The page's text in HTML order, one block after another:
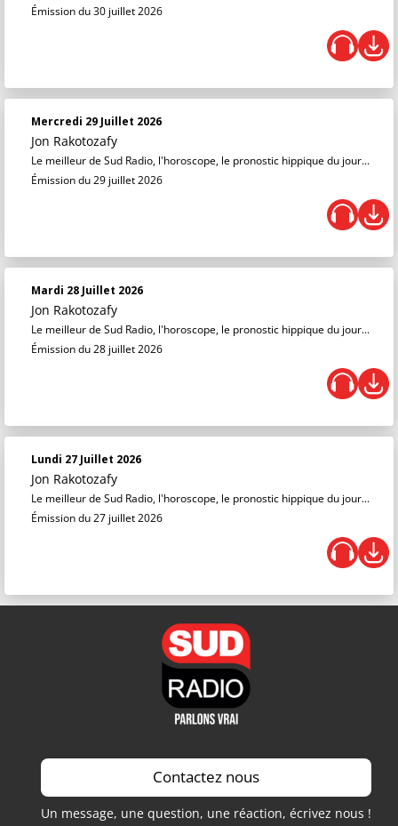
Émission du 30 juillet 2026
Mercredi 29 Juillet 2026
Jon Rakotozafy
Le meilleur de Sud Radio, l'horoscope, le pronostic hippique du jour...
Émission du 29 juillet 2026
Mardi 28 Juillet 2026
Jon Rakotozafy
Le meilleur de Sud Radio, l'horoscope, le pronostic hippique du jour...
Émission du 28 juillet 2026
Lundi 27 Juillet 2026
Jon Rakotozafy
Le meilleur de Sud Radio, l'horoscope, le pronostic hippique du jour...
Émission du 27 juillet 2026
Contactez nous
Un message, une question, une réaction, écrivez nous !